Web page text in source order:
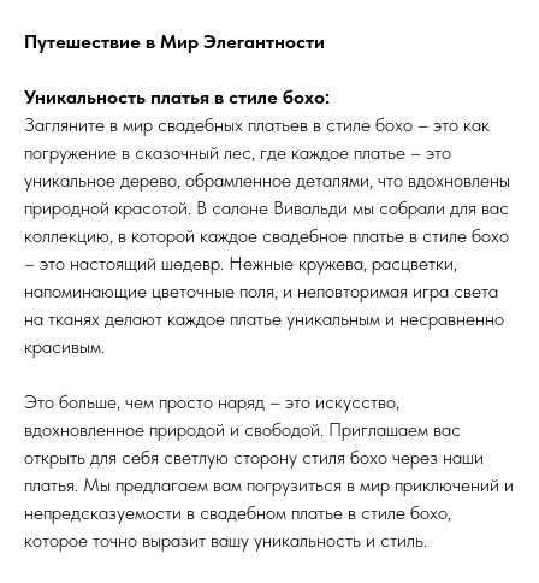
Путешествие в Мир Элегантности
Уникальность платья в стиле бохо:
Загляните в мир свадебных платьев в стиле бохо – это как
погружение в сказочный лес, где каждое платье – это
уникальное дерево, обрамленное деталями, что вдохновлены
природной красотой. В салоне Вивальди мы собрали для вас
коллекцию, в которой каждое свадебное платье в стиле бохо
– это настоящий шедевр. Нежные кружева, расцветки,
напоминающие цветочные поля, и неповторимая игра света
на тканях делают каждое платье уникальным и несравненно
красивым.
Это больше, чем просто наряд – это искусство,
вдохновленное природой и свободой. Приглашаем вас
открыть для себя светлую сторону стиля бохо через наши
платья. Мы предлагаем вам погрузиться в мир приключений и
непредсказуемости в свадебном платье в стиле бохо,
которое точно выразит вашу уникальность и стиль.